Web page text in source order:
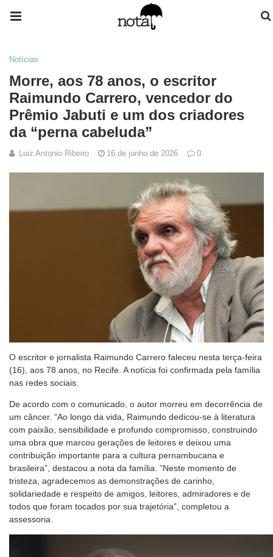
Notícias
Morre, aos 78 anos, o escritor
Raimundo Carrero, vencedor do
Prêmio Jabuti e um dos criadores
da “perna cabeluda”
Luiz Antonio Ribeiro 16 de junho de 2026 0
O escritor e jornalista Raimundo Carrero faleceu nesta terça-feira
(16), aos 78 anos, no Recife. A notícia foi confirmada pela família
nas redes sociais.
De acordo com o comunicado, o autor morreu em decorrência de
um câncer. “Ao longo da vida, Raimundo dedicou-se à literatura
com paixão, sensibilidade e profundo compromisso, construindo
uma obra que marcou gerações de leitores e deixou uma
contribuição importante para a cultura pernambucana e
brasileira”, destacou a nota da família. “Neste momento de
tristeza, agradecemos as demonstrações de carinho,
solidariedade e respeito de amigos, leitores, admiradores e de
todos que foram tocados por sua trajetória”, completou a
assessoria.